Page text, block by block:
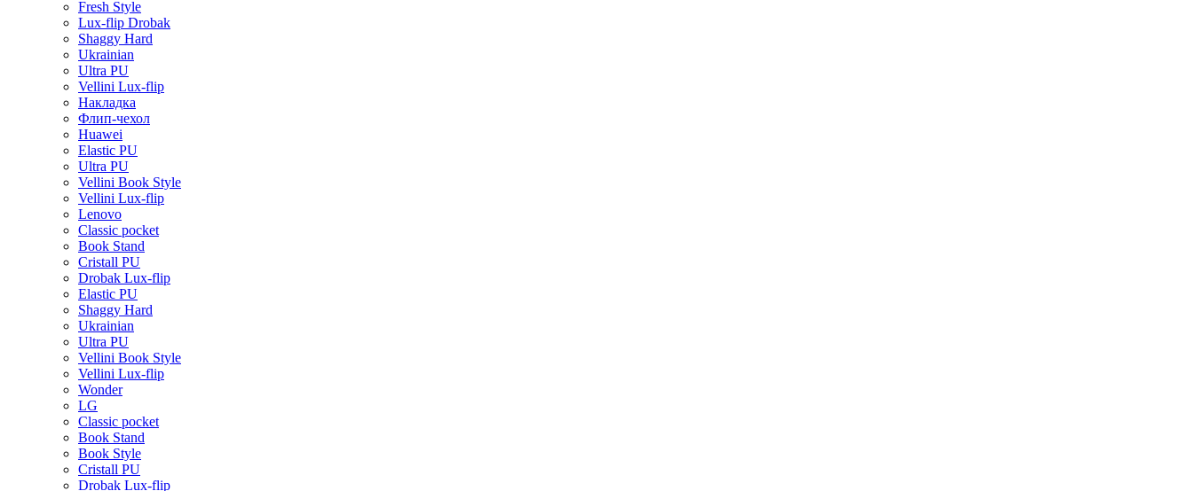
Fresh Style
Lux-flip Drobak
Shaggy Hard
Ukrainian
Ultra PU
Vellini Lux-flip
Накладка
Флип-чехол
Huawei
Elastic PU
Ultra PU
Vellini Book Style
Vellini Lux-flip
Lenovo
Classic pocket
Book Stand
Cristall PU
Drobak Lux-flip
Elastic PU
Shaggy Hard
Ukrainian
Ultra PU
Vellini Book Style
Vellini Lux-flip
Wonder
LG
Classic pocket
Book Stand
Book Style
Cristall PU
Drobak Lux-flip